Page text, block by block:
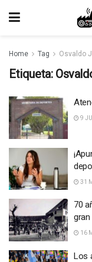
Home Tag Osvaldo
Etiqueta:
9
31
70
16
Los